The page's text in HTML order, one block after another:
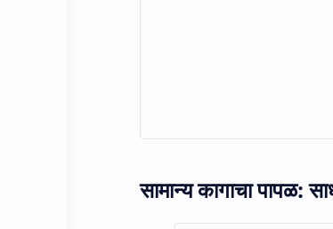
सामान्य कागाचा पापळ: